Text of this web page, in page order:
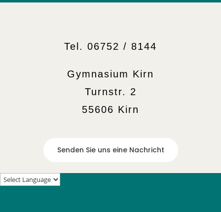
Tel. 06752 / 8144
Gymnasium Kirn
Turnstr. 2
55606 Kirn
Senden Sie uns eine Nachricht